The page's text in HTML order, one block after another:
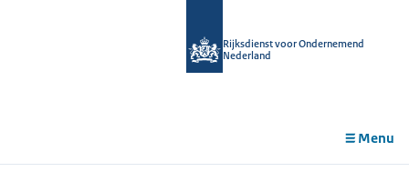
Rijksdienst voor Ondernemend
Nederland
Menu